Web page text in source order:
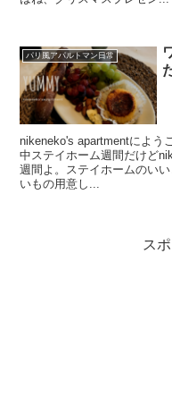
パリ風アパルトマン日常
nikeneko's apartmentによう
中ステイホーム週間だけど
週間よ。ステイホームのい
いもの用意し...
ス